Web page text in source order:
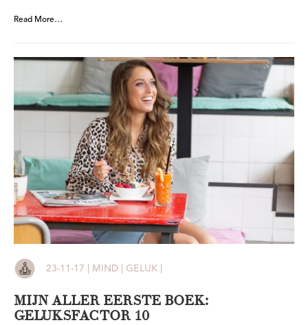
Read More…
23-11-17 | MIND | GELUK |
MIJN ALLER EERSTE BOEK:
GELUKSFACTOR 10